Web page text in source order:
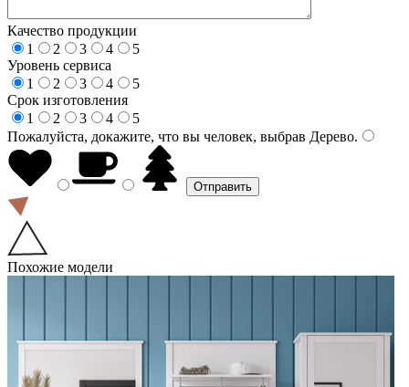
Качество продукции
1
2 3 4
5
Уровень сервиса
1
2 3 4
5
Срок изготовления
1
2 3 4
5
Пожалуйста, докажите, что вы человек, выбрав Дерево.
Похожие модели